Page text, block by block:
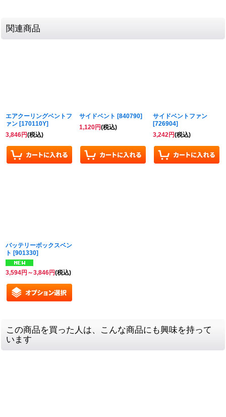
関連商品
エアクーリングベントフ
ァン [170110Y]
3,846円(税込)
サイドベント [840790]
1,120円(税込)
サイドベントファン
[726904]
3,242円(税込)
バッテリーボックスベン
ト [901330]
3,594円 ～3,846円(税込)
この商品を買った人は、こんな商品にも興味を持って
います